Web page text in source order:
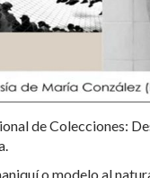
de Colecciones:
o modelo al